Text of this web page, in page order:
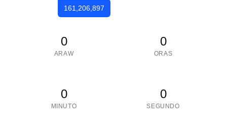
161,206,897
0
ARAW
0
ORAS
0
MINUTO
0
SEGUNDO